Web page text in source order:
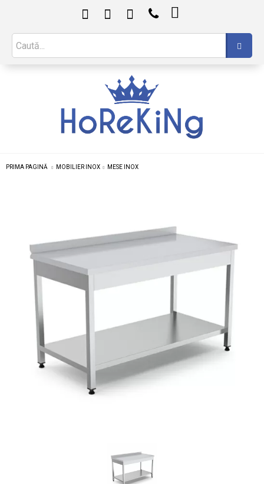

PRIMA PAGINĂ MOBILIER INOX MESE INOX